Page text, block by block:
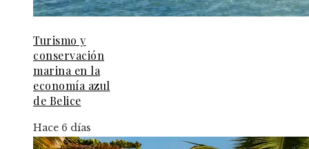
Turismo y
conservación
marina en la
economía azul
de Belice
Hace 6 días